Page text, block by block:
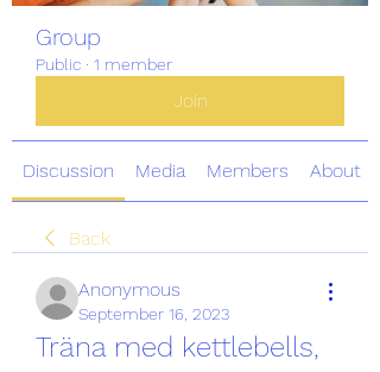
Group
Public · 1 member
Join
Discussion Media Members About
Back
Anonymous
September 16, 2023
Träna med kettlebells,